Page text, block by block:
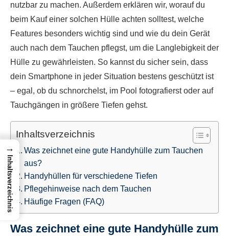
nutzbar zu machen. Außerdem erklären wir, worauf du
beim Kauf einer solchen Hülle achten solltest, welche
Features besonders wichtig sind und wie du dein Gerät
auch nach dem Tauchen pflegst, um die Langlebigkeit der
Hülle zu gewährleisten. So kannst du sicher sein, dass
dein Smartphone in jeder Situation bestens geschützt ist
– egal, ob du schnorchelst, im Pool fotografierst oder auf
Tauchgängen in größere Tiefen gehst.
Inhaltsverzeichnis
Was zeichnet eine gute Handyhülle zum Tauchen
aus?
Handyhüllen für verschiedene Tiefen
Pflegehinweise nach dem Tauchen
Häufige Fragen (FAQ)
Was zeichnet eine gute Handyhülle zum
→
Inhaltsverzeichnis